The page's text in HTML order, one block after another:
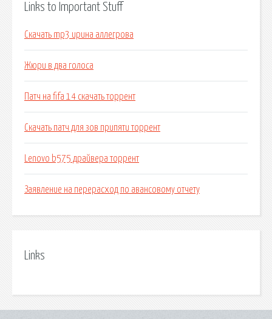
Links to Important Stuff
Скачать mp3 ирина аллегрова
Жюри в два голоса
Патч на fifa 14 скачать торрент
Скачать патч для зов припяти торрент
Lenovo b575 драйвера торрент
Заявление на перерасход по авансовому отчету
Links